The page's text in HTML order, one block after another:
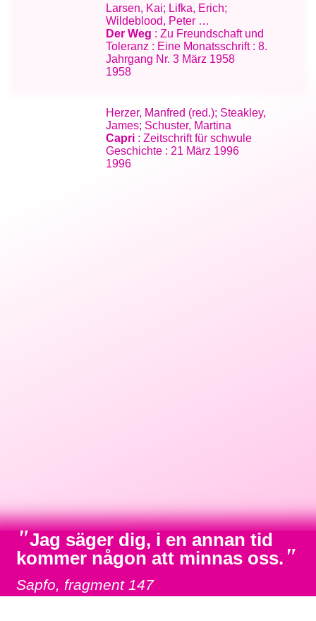
Larsen, Kai; Lifka, Erich;
Wildeblood, Peter …
Der Weg : Zu Freundschaft und
Toleranz : Eine Monatsschrift : 8.
Jahrgang Nr. 3 März 1958
1958
Herzer, Manfred (red.); Steakley,
James; Schuster, Martina
Capri : Zeitschrift für schwule
Geschichte : 21 März 1996
1996
"Jag säger dig, i en annan tid
kommer någon att minnas oss. "
Sapfo, fragment 147